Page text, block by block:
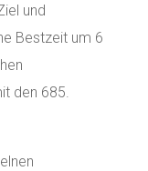
und
Bestzeit um 6
den 685.